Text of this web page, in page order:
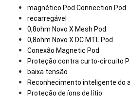
magnético Pod Connection Pod
recarregável
0,8ohm Novo X Mesh Pod
0,8ohm Novo X DC MTL Pod
Conexão Magnetic Pod
Proteção contra curto-circuito
baixa tensão
Reconhecimento inteligente do
Proteção de íons de lítio